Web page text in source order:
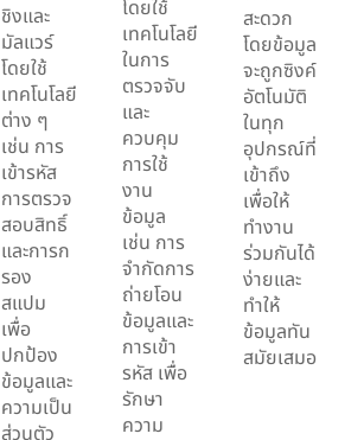
ชิงและ
มัลแวร์
โดยใช้
เทคโนโลยี
ต่าง ๆ
เช่น การ
เข้ารหัส
การตรวจ
สอบสิทธิ์
และการก
รอง
สแปม
เพื่อ
ปกป้อง
ข้อมูลและ
ความเป็น
ส่วนตัว
โดยใช้
เทคโนโลยี
ในการ
ตรวจจับ
และ
ควบคุม
การใช้
งาน
ข้อมูล
เช่น การ
จำกัดการ
ถ่ายโอน
ข้อมูลและ
การเข้า
รหัส เพื่อ
รักษา
ความ
สะดวก
โดยข้อมูล
จะถูกซิงค์
อัตโนมัติ
ในทุก
อุปกรณ์ที่
เข้าถึง
เพื่อให้
ทำงาน
ร่วมกันได้
ง่ายและ
ทำให้
ข้อมูลทัน
สมัยเสมอ